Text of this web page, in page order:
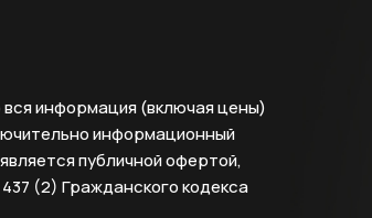
информация (включая цены)
информационный
публичной офертой,
(2) Гражданского кодекса